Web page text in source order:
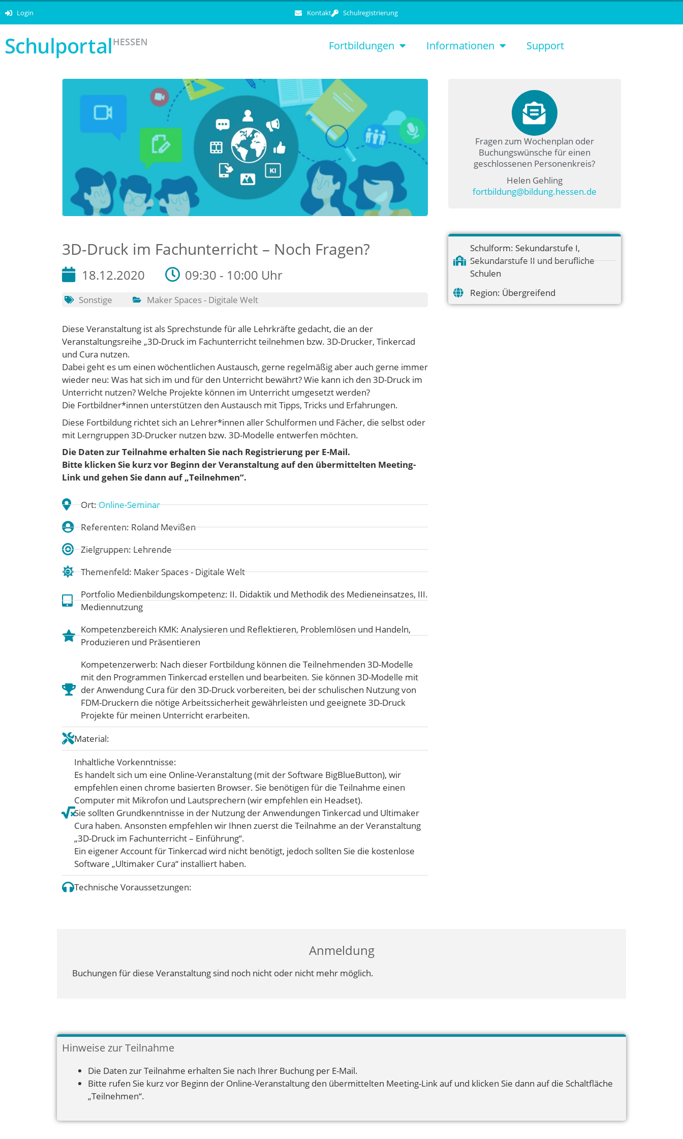
Login Kontakt Schulregistrierung
Fortbildungen Informationen Support
3D-Druck im Fachunterricht – Noch Fragen?
18.12.2020 09:30 - 10:00 Uhr
Sonstige Maker Spaces - Digitale Welt
Diese Veranstaltung ist als Sprechstunde für alle Lehrkräfte gedacht, die an der
Veranstaltungsreihe „3D-Druck im Fachunterricht teilnehmen bzw. 3D-Drucker, Tinkercad
und Cura nutzen.
Dabei geht es um einen wöchentlichen Austausch, gerne regelmäßig aber auch gerne immer
wieder neu: Was hat sich im und für den Unterricht bewährt? Wie kann ich den 3D-Druck im
Unterricht nutzen? Welche Projekte können im Unterricht umgesetzt werden?
Die Fortbildner*innen unterstützen den Austausch mit Tipps, Tricks und Erfahrungen.
Diese Fortbildung richtet sich an Lehrer*innen aller Schulformen und Fächer, die selbst oder
mit Lerngruppen 3D-Drucker nutzen bzw. 3D-Modelle entwerfen möchten.
Die Daten zur Teilnahme erhalten Sie nach Registrierung per E-Mail.
Bitte klicken Sie kurz vor Beginn der Veranstaltung auf den übermittelten Meeting-
Link und gehen Sie dann auf „Teilnehmen“.
Ort:Online-Seminar
Referenten: Roland Mevißen
Zielgruppen: Lehrende
Themenfeld:Maker Spaces - Digitale Welt
Portfolio Medienbildungskompetenz: II. Didaktik und Methodik des Medieneinsatzes, III.
Mediennutzung
Kompetenzbereich KMK: Analysieren und Reflektieren, Problemlösen und Handeln,
Produzieren und Präsentieren
Kompetenzerwerb: Nach dieser Fortbildung können die Teilnehmenden 3D-Modelle
mit den Programmen Tinkercad erstellen und bearbeiten. Sie können 3D-Modelle mit
der Anwendung Cura für den 3D-Druck vorbereiten, bei der schulischen Nutzung von
FDM-Druckern die nötige Arbeitssicherheit gewährleisten und geeignete 3D-Druck
Projekte für meinen Unterricht erarbeiten.
Material:
Inhaltliche Vorkenntnisse:
Es handelt sich um eine Online-Veranstaltung (mit der Software BigBlueButton), wir
empfehlen einen chrome basierten Browser. Sie benötigen für die Teilnahme einen
Computer mit Mikrofon und Lautsprechern (wir empfehlen ein Headset).
Sie sollten Grundkenntnisse in der Nutzung der Anwendungen Tinkercad und Ultimaker
Cura haben. Ansonsten empfehlen wir Ihnen zuerst die Teilnahme an der Veranstaltung
„3D-Druck im Fachunterricht – Einführung“.
Ein eigener Account für Tinkercad wird nicht benötigt, jedoch sollten Sie die kostenlose
Software „Ultimaker Cura“ installiert haben.
Technische Voraussetzungen:
Fragen zum Wochenplan oder
Buchungswünsche für einen
geschlossenen Personenkreis?
Helen Gehling
fortbildung@bildung.hessen.de
Schulform: Sekundarstufe I,
Sekundarstufe II und berufliche
Schulen
Region: Übergreifend
Anmeldung
Buchungen für diese Veranstaltung sind noch nicht oder nicht mehr möglich.
Hinweise zur Teilnahme
Die Daten zur Teilnahme erhalten Sie nach Ihrer Buchung per E-Mail.
Bitte rufen Sie kurz vor Beginn der Online-Veranstaltung den übermittelten Meeting-Link auf und klicken Sie dann auf die Schaltfläche
„Teilnehmen“.